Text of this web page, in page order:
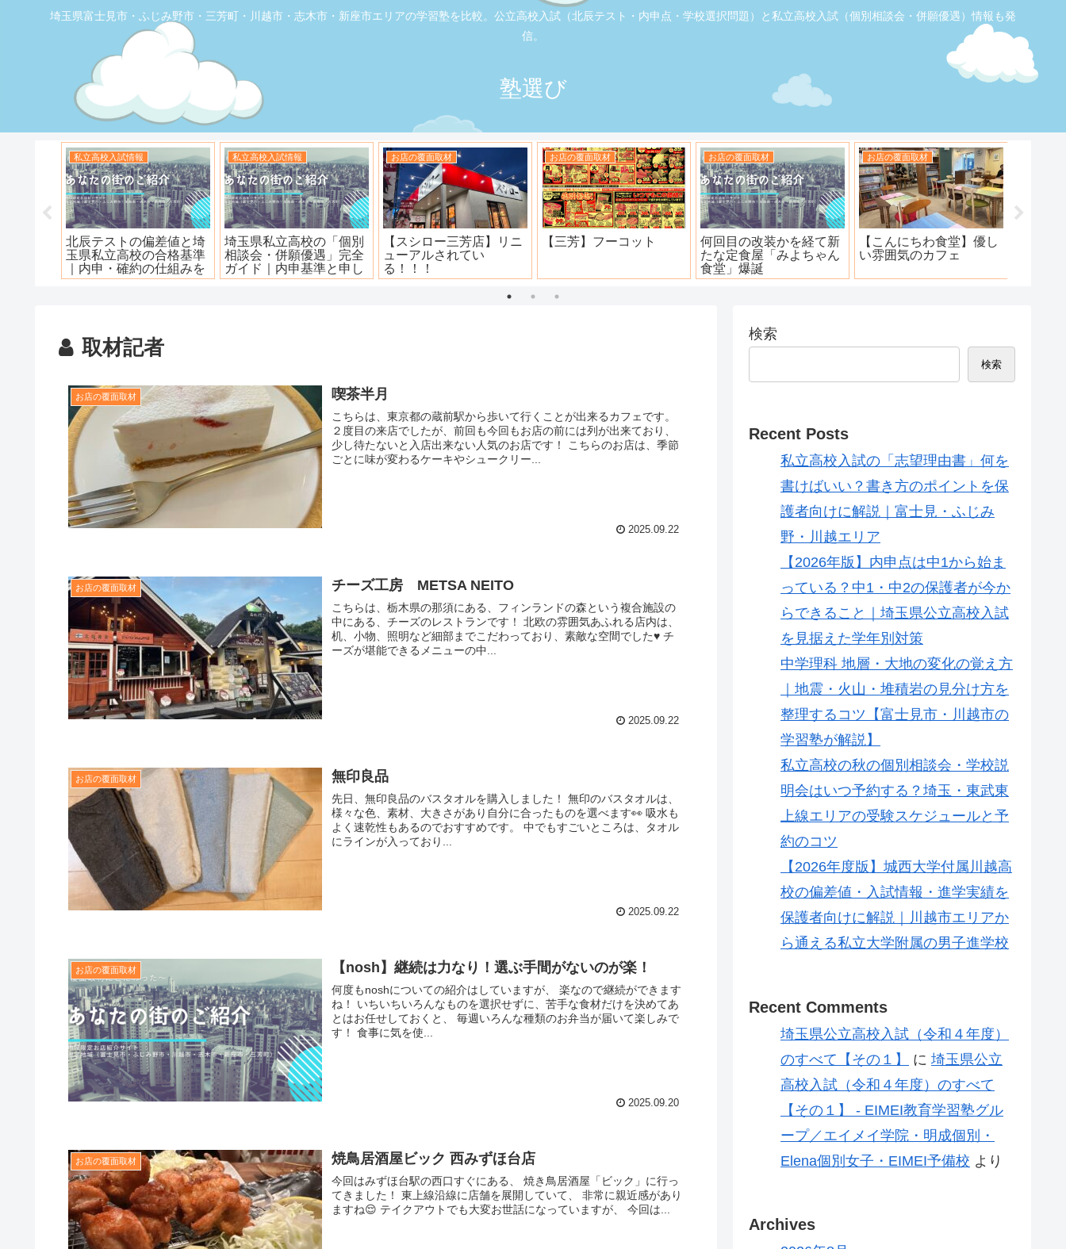
埼玉県富士見市・ふじみ野市・三芳町・川越市・志木市・新座市エリアの学習塾を比較。公立高校入試（北辰テスト・内申点・学校選択問題）と私立高校入試（個別相談会・併願優遇）情報も発
信。
塾選び
お店の覆面取材
【トナリエふじみ野】ワ
ンダーステーキ🥩😋
お店の覆面取材
【新座】日曜ロピア寿司
お店の覆面取材
大衆焼肉ホール ニュー宝
島
お店の覆面取材
地元本格寿司屋。おり
お店の覆面取材
【ふじみ野】素敵なステ
ーキ！ワンダーステー
キ！
お店の覆面取材
ハンバーグ工房 川越新河
岸店
取材記者
お店の覆面取材 喫茶半月
こちらは、東京都の蔵前駅から歩いて行くことが出来るカフェです。
２度目の来店でしたが、前回も今回もお店の前には列が出来ており、
少し待たないと入店出来ない人気のお店です！ こちらのお店は、季節
ごとに味が変わるケーキやシュークリー...
2025.09.22
お店の覆面取材 チーズ工房 METSA NEITO
こちらは、栃木県の那須にある、フィンランドの森という複合施設の
中にある、チーズのレストランです！ 北欧の雰囲気あふれる店内は、
机、小物、照明など細部までこだわっており、素敵な空間でした♥ チ
ーズが堪能できるメニューの中...
2025.09.22
お店の覆面取材 無印良品
先日、無印良品のバスタオルを購入しました！ 無印のバスタオルは、
様々な色、素材、大きさがあり自分に合ったものを選べます👀 吸水も
よく速乾性もあるのでおすすめです。 中でもすごいところは、タオル
にラインが入っており...
2025.09.22
お店の覆面取材 【nosh】継続は力なり！選ぶ手間がないのが楽！
何度もnoshについての紹介はしていますが、 楽なので継続ができます
ね！ いちいちいろんなものを選択せずに、苦手な食材だけを決めてあ
とはお任せしておくと、 毎週いろんな種類のお弁当が届いて楽しみで
す！ 食事に気を使...
2025.09.20
お店の覆面取材 焼鳥居酒屋ビック 西みずほ台店
今回はみずほ台駅の西口すぐにある、 焼き鳥居酒屋「ビック」に行っ
てきました！ 東上線沿線に店舗を展開していて、 非常に親近感があり
ますね😌 テイクアウトでも大変お世話になっていますが、 今回は...
検索
検索
Recent Posts
私立高校入試の「志望理由書」何を
書けばいい？書き方のポイントを保
護者向けに解説｜富士見・ふじみ
野・川越エリア
【2026年版】内申点は中1から始ま
っている？中1・中2の保護者が今か
らできること｜埼玉県公立高校入試
を見据えた学年別対策
中学理科 地層・大地の変化の覚え方
｜地震・火山・堆積岩の見分け方を
整理するコツ【富士見市・川越市の
学習塾が解説】
私立高校の秋の個別相談会・学校説
明会はいつ予約する？埼玉・東武東
上線エリアの受験スケジュールと予
約のコツ
【2026年度版】城西大学付属川越高
校の偏差値・入試情報・進学実績を
保護者向けに解説｜川越市エリアか
ら通える私立大学附属の男子進学校
Recent Comments
埼玉県公立高校入試（令和４年度）
のすべて【その１】
に 埼玉県公立
高校入試（令和４年度）のすべて
【その１】 - EIMEI教育学習塾グル
ープ／エイメイ学院・明成個別・
Elena個別女子・EIMEI予備校 より
Archives